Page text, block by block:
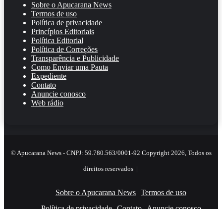
Sobre o Apucarana News
Termos de uso
Política de privacidade
Princípios Editoriais
Política Editorial
Política de Correções
Transparência e Publicidade
Como Enviar uma Pauta
Expediente
Contato
Anuncie conosco
Web rádio
© Apucarana News - CNPJ: 59.780.563/0001-92 Copyright 2026, Todos os
direitos reservados |
Sobre o Apucarana News Termos de uso